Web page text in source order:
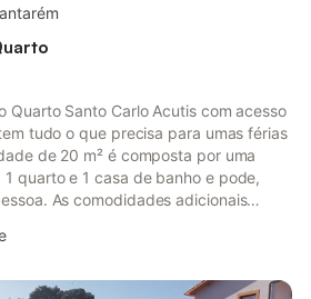
Quarto Santo Carlo Acutis com acesso
tudo o que precisa para umas férias
de 20 m² é composta por uma
quarto e 1 casa de banho e pode,
As comodidades adicionais
trabalho dedicado para escritório em
Desfrute de uma cozinha